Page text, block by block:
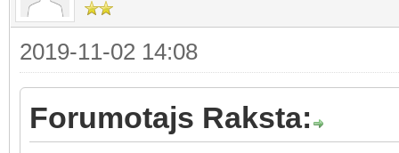
2019-11-02 14:08
Forumotajs Raksta: